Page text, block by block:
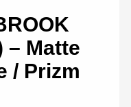
– Matte
/ Prizm